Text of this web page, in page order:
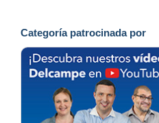
Categoría patrocinada por